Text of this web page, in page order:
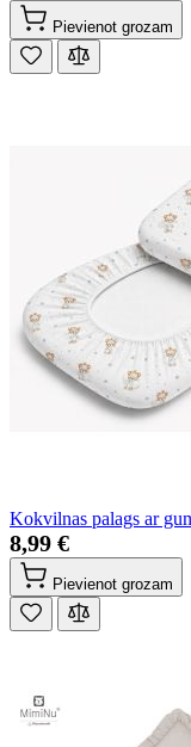
Pievienot grozam
Kokvilnas palags ar
8,99 €
Pievienot grozam